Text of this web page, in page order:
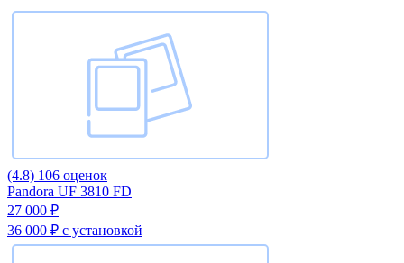
(4.8) 106 оценок
Pandora UF 3810 FD
27 000 ₽
36 000 ₽ с установкой